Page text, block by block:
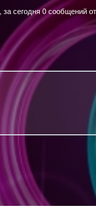
за сегодня 0 сообщений